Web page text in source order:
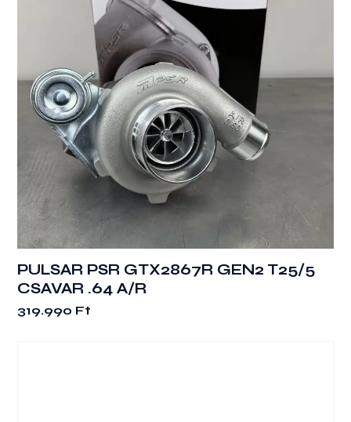
PULSAR PSR GTX2867R GEN2 T25/5
CSAVAR .64 A/R
319.990 Ft